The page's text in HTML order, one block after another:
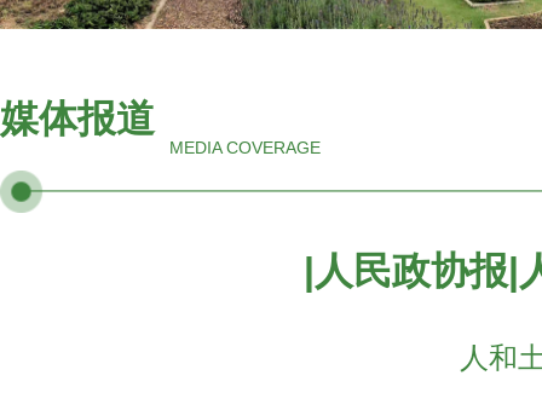
媒体报道
MEDIA COVERAGE
|人民政协报|
人和